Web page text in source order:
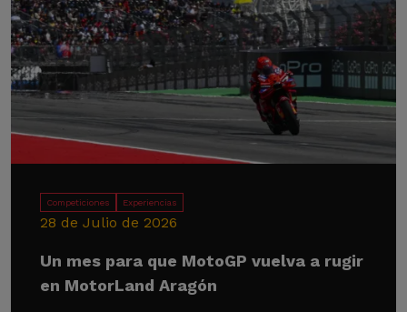
Competiciones Experiencias
28 de Julio de 2026
Un mes para que MotoGP vuelva a rugir
en MotorLand Aragón